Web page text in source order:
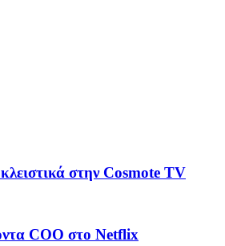
στην Cosmote TV
COO στο Netflix